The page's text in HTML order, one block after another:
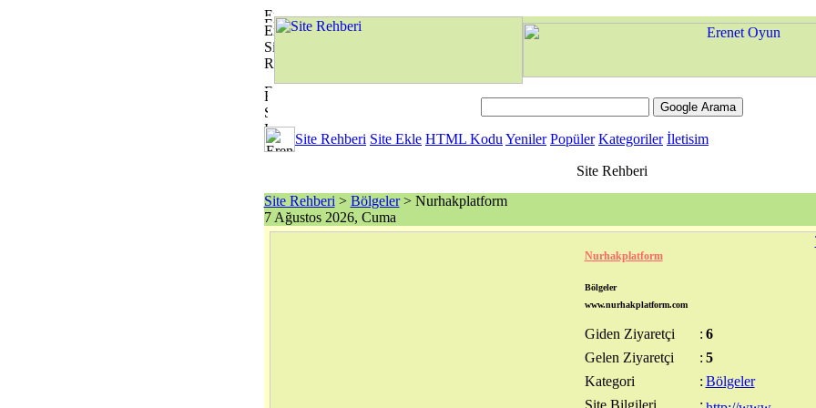
Site Rehberi Site Ekle HTML Kodu Yeniler Popüler Kategoriler İletisim
Site Rehberi
Site Rehberi > Bölgeler> Nurhakplatform
7 Ağustos 2026, Cuma
Nurhakplatform
Bölgeler
www.nurhakplatform.com
Giden Ziyaretçi : 6
Gelen Ziyaretçi
: 5
Kategori
: Bölgeler
Site Bilgileri
: